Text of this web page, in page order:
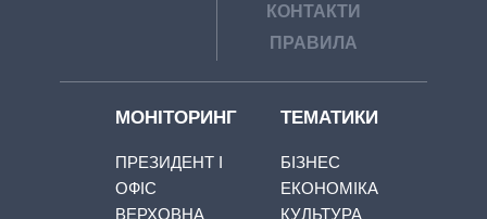
КОНТАКТИ
ПРАВИЛА
МОНІТОРИНГ
ПРЕЗИДЕНТ І
ОФІС
ВЕРХОВНА
ТЕМАТИКИ
БІЗНЕС
ЕКОНОМІКА
КУЛЬТУРА